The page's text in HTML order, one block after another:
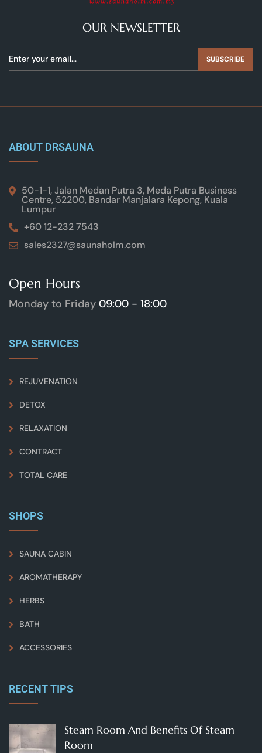
OUR NEWSLETTER
SUBSCRIBE
ABOUT DRSAUNA
50-1-1, Jalan Medan Putra 3, Meda Putra Business
Centre, 52200, Bandar Manjalara Kepong, Kuala
Lumpur
+60 12-232 7543
sales2327@saunaholm.com
Open Hours
Monday to Friday 09:00 - 18:00
SPA SERVICES
REJUVENATION
DETOX
RELAXATION
CONTRACT
TOTAL CARE
SHOPS
SAUNA CABIN
AROMATHERAPY
HERBS
BATH
ACCESSORIES
RECENT TIPS
Steam Room And Benefits Of Steam
Room